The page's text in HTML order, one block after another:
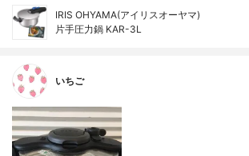
IRIS OHYAMA(アイリスオーヤマ)
片手圧力鍋 KAR-3L
いちご